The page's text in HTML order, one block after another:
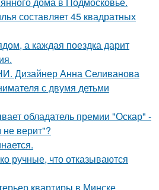
составляет 45 квадратных
а каждая поездка дарит
Дизайнер Анна Селиванова
с двумя детьми
обладатель премии "Оскар" -
верит"?
ручные, что отказываются
квартиры в Минске.